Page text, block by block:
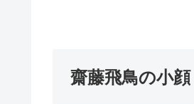
齋藤飛鳥の小顔